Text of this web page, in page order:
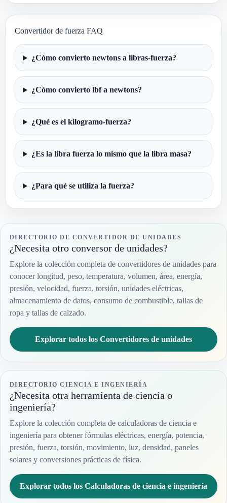
Convertidor de fuerza FAQ
¿Cómo convierto newtons a libras-fuerza?
¿Cómo convierto lbf a newtons?
¿Qué es el kilogramo-fuerza?
¿Es la libra fuerza lo mismo que la libra masa?
¿Para qué se utiliza la fuerza?
DIRECTORIO DE CONVERTIDOR DE UNIDADES
¿Necesita otro conversor de unidades?
Explore la colección completa de convertidores de unidades para
conocer longitud, peso, temperatura, volumen, área, energía,
presión, velocidad, fuerza, torsión, unidades eléctricas,
almacenamiento de datos, consumo de combustible, tallas de
ropa y tallas de calzado.
Explorar todos los Convertidores de unidades
DIRECTORIO CIENCIA E INGENIERÍA
¿Necesita otra herramienta de ciencia o
ingeniería?
Explore la colección completa de calculadoras de ciencia e
ingeniería para obtener fórmulas eléctricas, energía, potencia,
presión, fuerza, torsión, movimiento, luz, densidad, paneles
solares y conversiones prácticas de física.
Explorar todos los Calculadoras de ciencia e ingeniería